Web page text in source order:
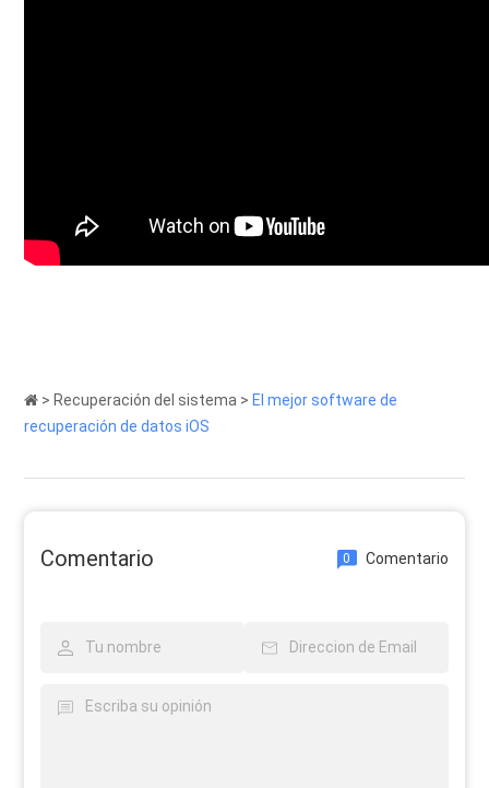
>Recuperación del sistema >El mejor software de
recuperación de datos iOS
Comentario 0 Comentario